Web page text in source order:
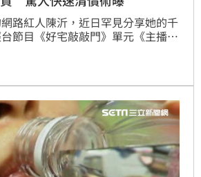
路紅人陳沂，近日罕見分享她的千
節目《好宅敲敲門》單元《主播到
，更意外曝光她驚人的理財能力，
畢。